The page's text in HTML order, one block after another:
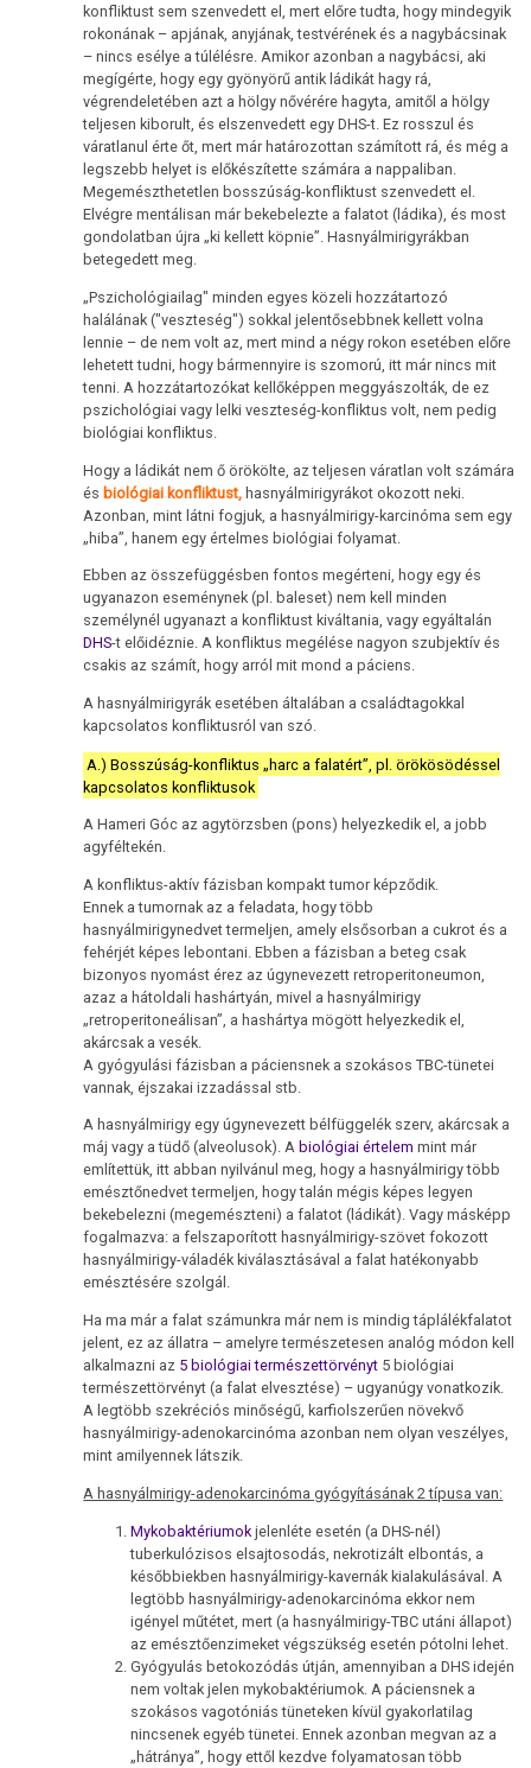
Kezűség
Hormonok
Immunrendszer
Metasztázisok
Gyógyszerezés
Tumormarker
konfliktust sem szenvedett el, mert előre tudta, hogy mindegyik
rokonának – apjának, anyjának, testvérének és a nagybácsinak
– nincs esélye a túlélésre. Amikor azonban a nagybácsi, aki
megígérte, hogy egy gyönyörű antik ládikát hagy rá,
végrendeletében azt a hölgy nővérére hagyta, amitől a hölgy
teljesen kiborult, és elszenvedett egy DHS-t. Ez rosszul és
váratlanul érte őt, mert már határozottan számított rá, és még a
legszebb helyet is előkészítette számára a nappaliban.
Megemészthetetlen bosszúság-konfliktust szenvedett el.
Elvégre mentálisan már bekebelezte a falatot (ládika), és most
gondolatban újra „ki kellett köpnie”. Hasnyálmirigyrákban
betegedett meg.
„Pszichológiailag" minden egyes közeli hozzátartozó
halálának ("veszteség") sokkal jelentősebbnek kellett volna
lennie – de nem volt az, mert mind a négy rokon esetében előre
lehetett tudni, hogy bármennyire is szomorú, itt már nincs mit
tenni. A hozzátartozókat kellőképpen meggyászolták, de ez
pszichológiai vagy lelki veszteség-konfliktus volt, nem pedig
biológiai konfliktus.
Hogy a ládikát nem ő örökölte, az teljesen váratlan volt számára
és biológiai konfliktust,hasnyálmirigyrákot okozott neki.
Azonban, mint látni fogjuk, a hasnyálmirigy-karcinóma sem egy
„hiba”, hanem egy értelmes biológiai folyamat.
Ebben az összefüggésben fontos megérteni, hogy egy és
ugyanazon eseménynek (pl. baleset) nem kell minden
személynél ugyanazt a konfliktust kiváltania, vagy egyáltalán
DHS-t előidéznie. A konfliktus megélése nagyon szubjektív és
csakis az számít, hogy arról mit mond a páciens.
A hasnyálmirigyrák esetében általában a családtagokkal
kapcsolatos konfliktusról van szó.
A.) Bosszúság-konfliktus „harc a falatért”, pl. örökösödéssel
kapcsolatos konfliktusok
A Hameri Góc az agytörzsben (pons) helyezkedik el, a jobb
agyféltekén.
A konfliktus-aktív fázisban kompakt tumor képződik.
Ennek a tumornak az a feladata, hogy több
hasnyálmirigynedvet termeljen, amely elsősorban a cukrot és a
fehérjét képes lebontani. Ebben a fázisban a beteg csak
bizonyos nyomást érez az úgynevezett retroperitoneumon,
azaz a hátoldali hashártyán, mivel a hasnyálmirigy
„retroperitoneálisan”, a hashártya mögött helyezkedik el,
akárcsak a vesék.
A gyógyulási fázisban a páciensnek a szokásos TBC-tünetei
vannak, éjszakai izzadással stb.
A hasnyálmirigy egy úgynevezett bélfüggelék szerv, akárcsak a
máj vagy a tüdő (alveolusok). A biológiai értelem mint már
említettük, itt abban nyilvánul meg, hogy a hasnyálmirigy több
emésztőnedvet termeljen, hogy talán mégis képes legyen
bekebelezni (megemészteni) a falatot (ládikát). Vagy másképp
fogalmazva: a felszaporított hasnyálmirigy-szövet fokozott
hasnyálmirigy-váladék kiválasztásával a falat hatékonyabb
emésztésére szolgál.
Ha ma már a falat számunkra már nem is mindig táplálékfalatot
jelent, ez az állatra – amelyre természetesen analóg módon kell
alkalmazni az 5 biológiai természettörvényt 5 biológiai
természettörvényt (a falat elvesztése) – ugyanúgy vonatkozik.
A legtöbb szekréciós minőségű, karfiolszerűen növekvő
hasnyálmirigy-adenokarcinóma azonban nem olyan veszélyes,
mint amilyennek látszik.
A hasnyálmirigy-adenokarcinóma gyógyításának 2 típusa van:
Mykobaktériumokjelenléte esetén (a DHS-nél)
tuberkulózisos elsajtosodás, nekrotizált elbontás, a
későbbiekben hasnyálmirigy-kavernák kialakulásával. A
legtöbb hasnyálmirigy-adenokarcinóma ekkor nem
igényel műtétet, mert (a hasnyálmirigy-TBC utáni állapot)
az emésztőenzimeket végszükség esetén pótolni lehet.
Gyógyulás betokozódás útján, amennyiban a DHS idején
nem voltak jelen mykobaktériumok. A páciensnek a
szokásos vagotóniás tüneteken kívül gyakorlatilag
nincsenek egyéb tünetei. Ennek azonban megvan az a
„hátránya”, hogy ettől kezdve folyamatosan több